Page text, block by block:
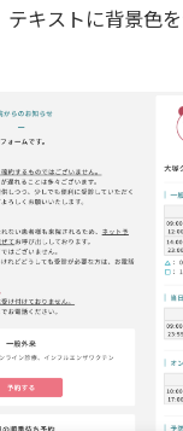
キストに背景色